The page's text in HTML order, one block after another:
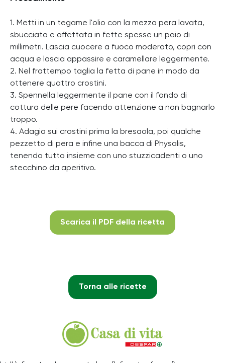
1. Metti in un tegame l'olio con la mezza pera lavata,
sbucciata e affettata in fette spesse un paio di
millimetri. Lascia cuocere a fuoco moderato, copri con
acqua e lascia appassire e caramellare leggermente.
2. Nel frattempo taglia la fetta di pane in modo da
ottenere quattro crostini.
3. Spennella leggermente il pane con il fondo di
cottura delle pere facendo attenzione a non bagnarlo
troppo.
4. Adagia sui crostini prima la bresaola, poi qualche
pezzetto di pera e infine una bacca di Physalis,
tenendo tutto insieme con uno stuzzicadenti o uno
stecchino da aperitivo.
Scarica il PDF della ricetta
Torna alle ricette